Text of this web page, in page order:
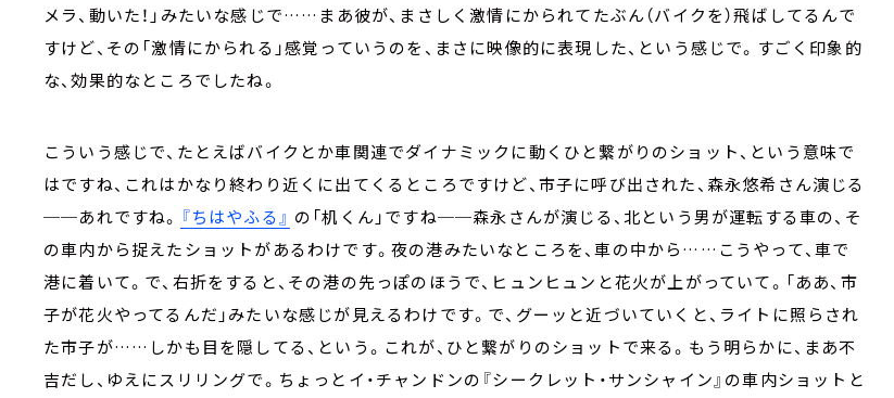
メラ、動いた！」みたいな感じで……まあ彼が、まさしく激情にかられてたぶん（バイクを）飛ばしてるんで
すけど、その「激情にかられる」感覚っていうのを、まさに映像的に表現した、という感じで。すごく印象的
な、効果的なところでしたね。
こういう感じで、たとえばバイクとか車関連でダイナミックに動くひと繋がりのショット、という意味で
はですね、これはかなり終わり近くに出てくるところですけど、市子に呼び出された、森永悠希さん演じる
──あれですね。 『ちはやふる』 の「机くん」ですね──森永さんが演じる、北という男が運転する車の、そ
の車内から捉えたショットがあるわけです。夜の港みたいなところを、車の中から……こうやって、車で
港に着いて。で、右折をすると、その港の先っぽのほうで、ヒュンヒュンと花火が上がっていて。「ああ、市
子が花火やってるんだ」みたいな感じが見えるわけです。で、グーッと近づいていくと、ライトに照らされ
た市子が……しかも目を隠してる、という。これが、ひと繋がりのショットで来る。もう明らかに、まあ不
吉だし、ゆえにスリリングで。ちょっとイ・チャンドンの『シークレット・サンシャイン』の車内ショットと